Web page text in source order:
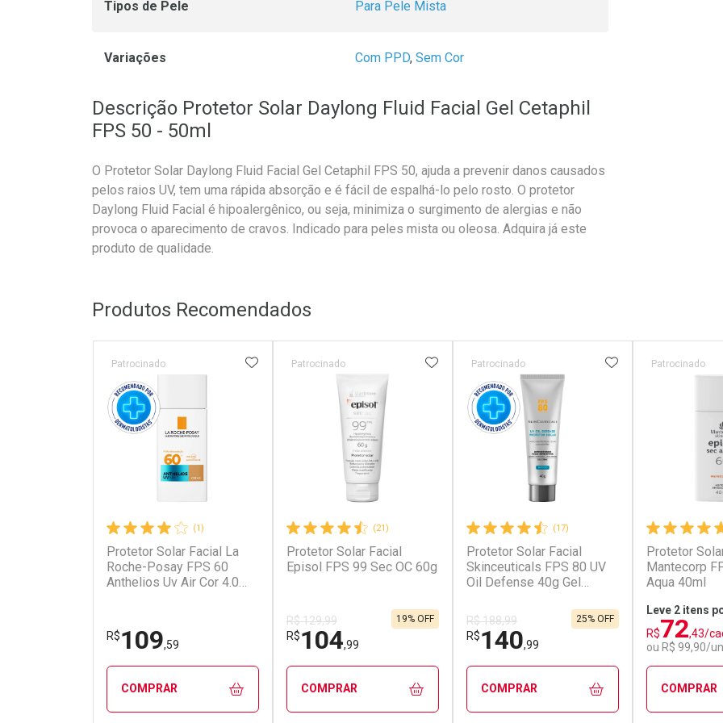
Tipos de Pele Para Pele Mista
Variações Com PPD, Sem Cor
Descrição Protetor Solar Daylong Fluid Facial Gel Cetaphil
FPS 50 - 50ml
O Protetor Solar Daylong Fluid Facial Gel Cetaphil FPS 50, ajuda a prevenir danos causados
pelos raios UV, tem uma rápida absorção e é fácil de espalhá-lo pelo rosto. O protetor
Daylong Fluid Facial é hipoalergênico, ou seja, minimiza o surgimento de alergias e não
provoca o aparecimento de cravos. Indicado para peles mista ou oleosa. Adquira já este
produto de qualidade.
Produtos Recomendados
(1)
Protetor Solar Facial La
Roche-Posay FPS 60
Anthelios Uv Air Cor 4.0
Patrocinado
R$109,59
ADICIONAR AOS FAVORITOS
COMPRAR
(21)
Protetor Solar Facial
Episol FPS 99 Sec OC 60g
Patrocinado
R$ 129,99
R$104,99
19% OFF
ADICIONAR AOS FAVORITOS
COMPRAR
(17)
Protetor Solar Facial
Skinceuticals FPS 80 UV
Oil Defense 40g Gel
Patrocinado
R$ 188,99
R$140,99
25% OFF
ADICIONAR AOS
COMPRAR
Protetor
Mantecorp
Aqua 40ml
Patrocinado
Leve 2 itens
R$72,43/
ou R$ 99,90/un
COMPRAR